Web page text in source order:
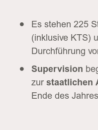
Es stehen 225
(inklusive KTS)
Durchführung
Supervision
zur staatlichen
Ende des